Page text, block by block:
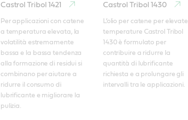
Castrol Tribol 1421
Per applicazioni con catene
a temperatura elevata, la
volatilità estremamente
bassa e la bassa tendenza
alla formazione di residui si
combinano per aiutare a
ridurre il consumo di
lubrificante e migliorare la
pulizia.
Castrol Tribol 1430
L’olio per catene per elevate
temperature Castrol Tribol
1430 è formulato per
contribuire a ridurre la
quantità di lubrificante
richiesta e a prolungare gli
intervalli tra le applicazioni.